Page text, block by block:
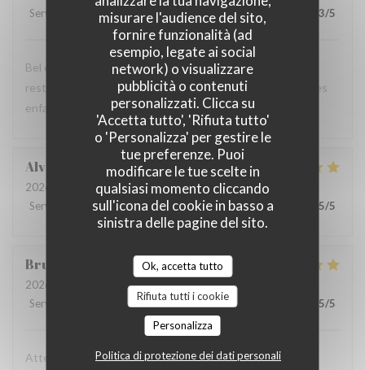
misurare l'audience del sito,
fornire funzionalità (ad
esempio, legate ai social
network) o visualizzare
pubblicità o contenuti
personalizzati. Clicca su
'Accetta tutto', 'Rifiuta tutto'
o 'Personalizza' per gestire le
tue preferenze. Puoi
modificare le tue scelte in
qualsiasi momento cliccando
sull'icona del cookie in basso a
sinistra delle pagine del sito.
Ok, accetta tutto
Rifiuta tutti i cookie
Personalizza
Politica di protezione dei dati personali
Servizio
Atmosfera: 4/5 Cucina:5 /5 Qualità / Prezzo 3/5
Bel endroit et excellente nourriture Mais dommage que le
restaurant Bel n’offre aucune flexibilité sur le menu pour les
enfants.
Alvaro
2026-08-01
- 20:15 - Ospiti 3
Servizio
Atmosfera: 5 /5 Cucina: 5/5 Qualità / Prezzo 5/5
Bruno
2026-08-03
- 21:15 - Ospiti 2
Servizio
Atmosfera:5/5 Cucina:5/5 Qualità / Prezzo 5/5
Attenzione al cliente massima e cibo eccellente